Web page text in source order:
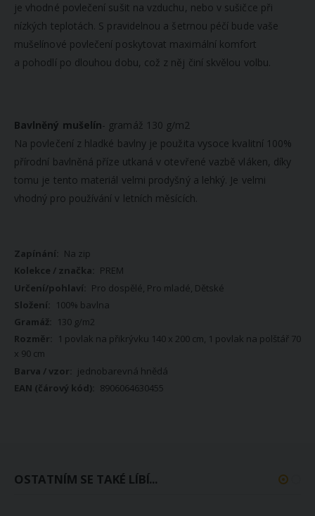
je vhodné povlečení sušit na vzduchu, nebo v sušičce při
nízkých teplotách. S pravidelnou a šetrnou péčí bude vaše
mušelínové povlečení poskytovat maximální komfort
a pohodlí po dlouhou dobu, což z něj činí skvělou volbu.
Bavlněný mušelín- gramáž 130 g/m2
Na povlečení z hladké bavlny je použita vysoce kvalitní 100%
přírodní bavlněná příze utkaná v otevřené vazbě vláken, díky
tomu je tento materiál velmi prodyšný a lehký. Je velmi
vhodný pro používání v letních měsících.
Více
informací
Na zip
PREM
Pro dospělé, Pro mladé, Dětské
100% bavlna
130 g/m2
1 povlak na přikrývku 140 x 200 cm, 1 povlak na polštář 70
x 90 cm
jednobarevná hnědá
8906064630455
OSTATNÍM SE TAKÉ LÍBÍ...